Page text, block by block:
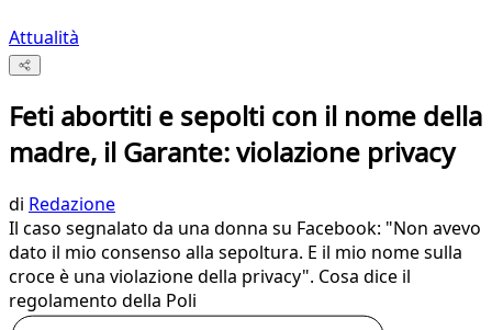
Attualità
Feti abortiti e sepolti con il nome della
madre, il Garante: violazione privacy
di Redazione
Il caso segnalato da una donna su Facebook: "Non avevo
dato il mio consenso alla sepoltura. E il mio nome sulla
croce è una violazione della privacy". Cosa dice il
regolamento della Poli